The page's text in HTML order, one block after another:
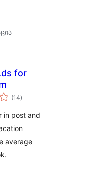
for
(14საერთო
რეიტინგი
)
in post and
average